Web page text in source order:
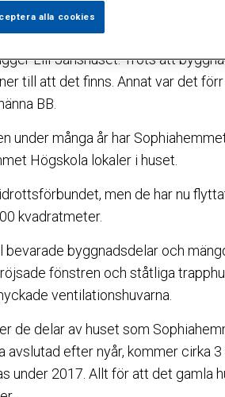
vård utan att förstöra den unika
Lill-Janshuset. Trots att
till att det finns. Annat var det
BB.
under många år har
Högskola lokaler i huset.
men de har nu
kvadratmeter.
byggnadsdelar och
fönstren och ståtliga
ventilationshuvarna.
de delar av huset som
avslutad efter nyår, kommer cirka
under 2017. Allt för att det gamla
alla cookies